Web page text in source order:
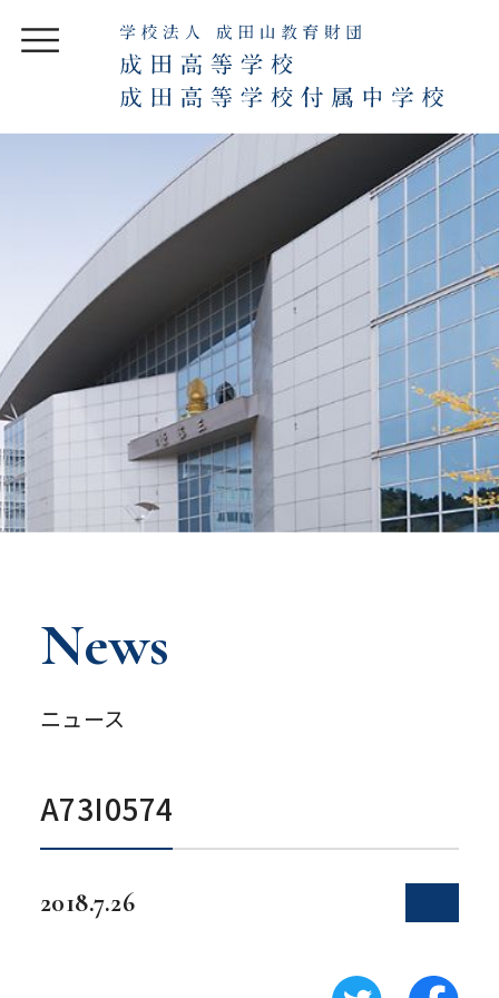
News
ニュース
A73I0574
2018.7.26